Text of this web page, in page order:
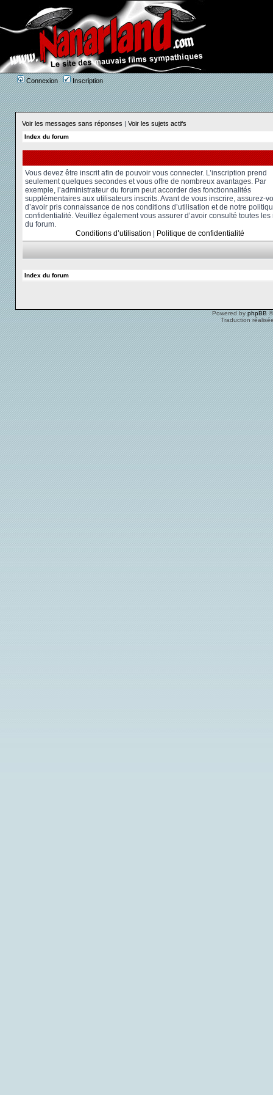
Connexion Inscription
Voir les messages sans réponses | Voir les sujets actifs
Index du forum
Vous devez être inscrit afin de pouvoir vous connecter. L’inscription prend
seulement quelques secondes et vous offre de nombreux avantages. Par
exemple, l’administrateur du forum peut accorder des fonctionnalités
supplémentaires aux utilisateurs inscrits. Avant de vous inscrire, assurez-
d’avoir pris connaissance de nos conditions d’utilisation et de notre
confidentialité. Veuillez également vous assurer d’avoir consulté toutes les
du forum.
Conditions d’utilisation
Politique de confidentialité
Index du forum
Powered byphpBB©
Traduction